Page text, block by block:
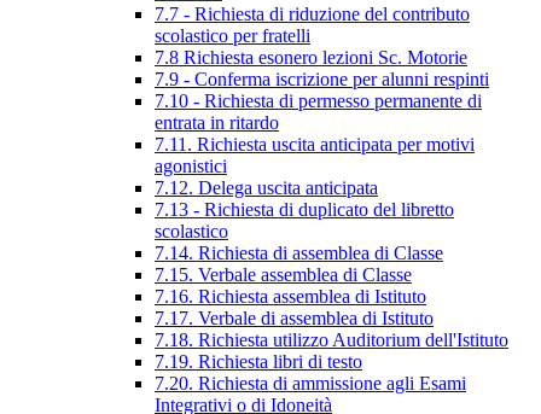
7.7 - Richiesta di riduzione del contributo
scolastico per fratelli
7.8 Richiesta esonero lezioni Sc. Motorie
7.9 - Conferma iscrizione per alunni respinti
7.10 - Richiesta di permesso permanente di
entrata in ritardo
7.11. Richiesta uscita anticipata per motivi
agonistici
7.12. Delega uscita anticipata
7.13 - Richiesta di duplicato del libretto
scolastico
7.14. Richiesta di assemblea di Classe
7.15. Verbale assemblea di Classe
7.16. Richiesta assemblea di Istituto
7.17. Verbale di assemblea di Istituto
7.18. Richiesta utilizzo Auditorium dell'Istituto
7.19. Richiesta libri di testo
7.20. Richiesta di ammissione agli Esami
Integrativi o di Idoneità